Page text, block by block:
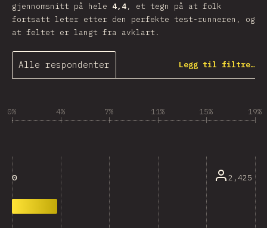
gjennomsnitt på hele 4,4, et tegn på at folk
fortsatt leter etter den perfekte test-runneren, og
at feltet er langt fra avklart.
Alle respondenter Legg til filtre…
0% 4% 7% 11% 15% 19%
0 2,425